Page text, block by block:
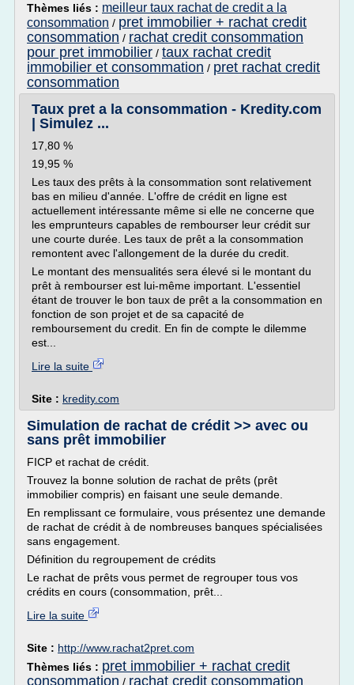
Thèmes liés : meilleur taux rachat de credit a la
consommation / pret immobilier + rachat credit
consommation / rachat credit consommation
pour pret immobilier / taux rachat credit
immobilier et consommation / pret rachat credit
consommation
Taux pret a la consommation - Kredity.com
| Simulez ...
17,80 %
19,95 %
Les taux des prêts à la consommation sont relativement
bas en milieu d'année. L'offre de crédit en ligne est
actuellement intéressante même si elle ne concerne que
les emprunteurs capables de rembourser leur crédit sur
une courte durée. Les taux de prêt a la consommation
remontent avec l'allongement de la durée du credit.
Le montant des mensualités sera élevé si le montant du
prêt à rembourser est lui-même important. L'essentiel
étant de trouver le bon taux de prêt a la consommation en
fonction de son projet et de sa capacité de
remboursement du credit. En fin de compte le dilemme
est...
Lire la suite
Site : kredity.com
Simulation de rachat de crédit >> avec ou
sans prêt immobilier
FICP et rachat de crédit.
Trouvez la bonne solution de rachat de prêts (prêt
immobilier compris) en faisant une seule demande.
En remplissant ce formulaire, vous présentez une demande
de rachat de crédit à de nombreuses banques spécialisées
sans engagement.
Définition du regroupement de crédits
Le rachat de prêts vous permet de regrouper tous vos
crédits en cours (consommation, prêt...
Lire la suite
Site : http://www.rachat2pret.com
Thèmes liés : pret immobilier + rachat credit
consommation / rachat credit consommation